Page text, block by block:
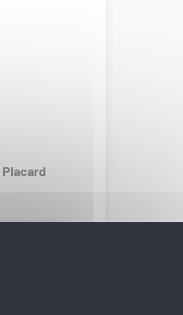
Placard